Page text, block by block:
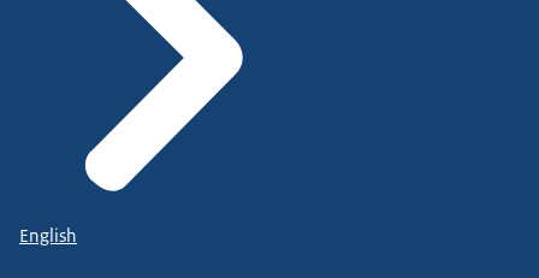
laatjenietinterneppen.nl
Bescherm je zelf
English